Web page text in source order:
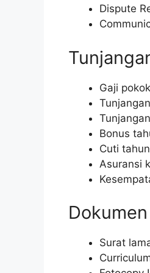
Dispute
Gaji
Bonus
Cuti
Asuransi
Surat